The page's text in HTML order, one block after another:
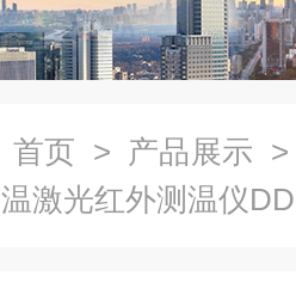
首页 > 产品展示
激光红外测温仪